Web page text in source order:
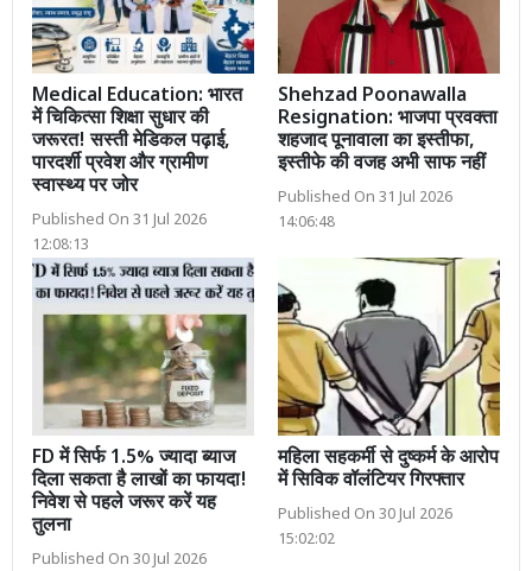
Medical Education: भारत
में चिकित्सा शिक्षा सुधार की
जरूरत! सस्ती मेडिकल पढ़ाई,
पारदर्शी प्रवेश और ग्रामीण
स्वास्थ्य पर जोर
Published On 31 Jul 2026
12:08:13
Shehzad Poonawalla
Resignation: भाजपा प्रवक्ता
शहजाद पूनावाला का इस्तीफा,
इस्तीफे की वजह अभी साफ नहीं
Published On 31 Jul 2026
14:06:48
FD में सिर्फ 1.5% ज्यादा ब्याज
दिला सकता है लाखों का फायदा!
निवेश से पहले जरूर करें यह
तुलना
Published On 30 Jul 2026
महिला सहकर्मी से दुष्कर्म के आरोप
में सिविक वॉलंटियर गिरफ्तार
Published On 30 Jul 2026
15:02:02